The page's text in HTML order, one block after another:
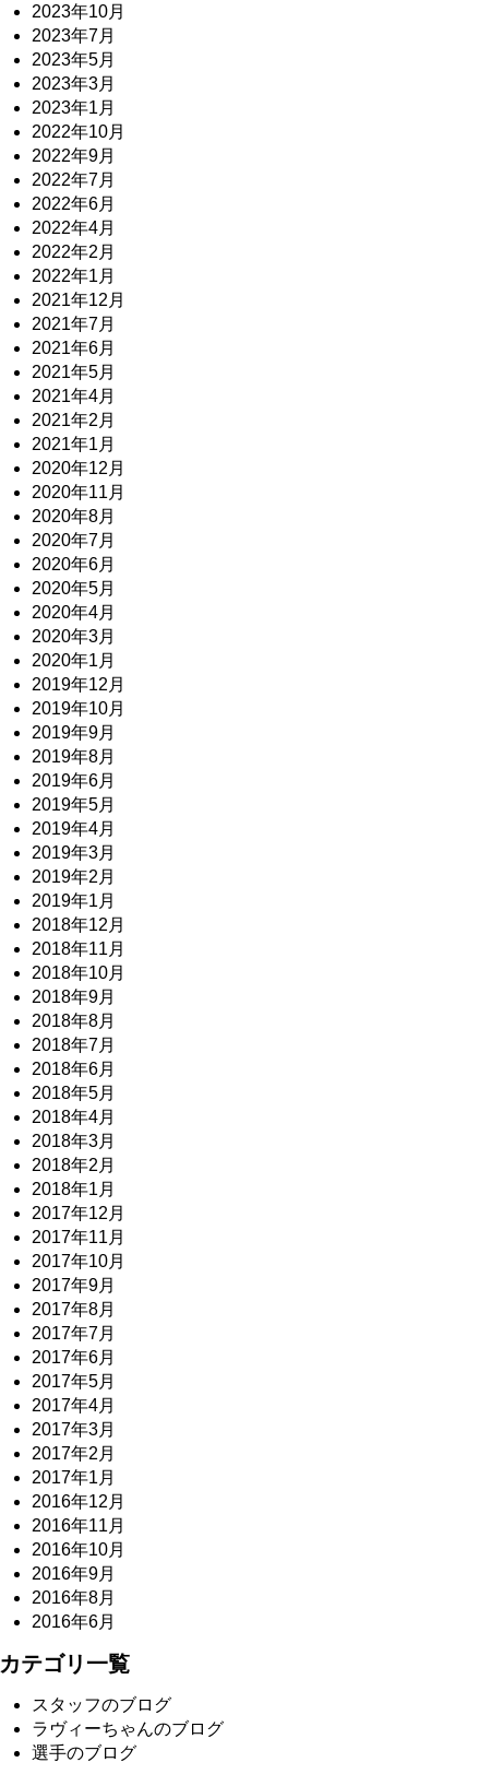
2023年10月
2023年7月
2023年5月
2023年3月
2023年1月
2022年10月
2022年9月
2022年7月
2022年6月
2022年4月
2022年2月
2022年1月
2021年12月
2021年7月
2021年6月
2021年5月
2021年4月
2021年2月
2021年1月
2020年12月
2020年11月
2020年8月
2020年7月
2020年6月
2020年5月
2020年4月
2020年3月
2020年1月
2019年12月
2019年10月
2019年9月
2019年8月
2019年6月
2019年5月
2019年4月
2019年3月
2019年2月
2019年1月
2018年12月
2018年11月
2018年10月
2018年9月
2018年8月
2018年7月
2018年6月
2018年5月
2018年4月
2018年3月
2018年2月
2018年1月
2017年12月
2017年11月
2017年10月
2017年9月
2017年8月
2017年7月
2017年6月
2017年5月
2017年4月
2017年3月
2017年2月
2017年1月
2016年12月
2016年11月
2016年10月
2016年9月
2016年8月
2016年6月
カテゴリ一覧
スタッフのブログ
ラヴィーちゃんのブログ
選手のブログ